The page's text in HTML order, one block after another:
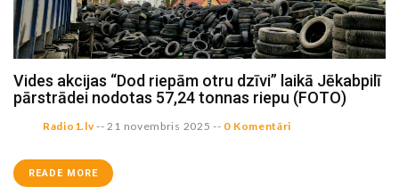
Vides akcijas “Dod riepām otru dzīvi” laikā Jēkabpilī
pārstrādei nodotas 57,24 tonnas riepu (FOTO)
Radio1.lv-- 21 novembris 2025 -- 0 Komentāri
READE MORE